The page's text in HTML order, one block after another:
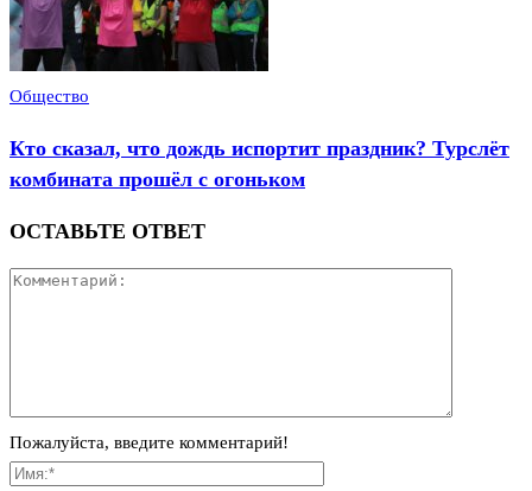
Общество
Кто сказал, что дождь испортит праздник? Турслёт
комбината прошёл с огоньком
ОСТАВЬТЕ ОТВЕТ
Пожалуйста, введите комментарий!